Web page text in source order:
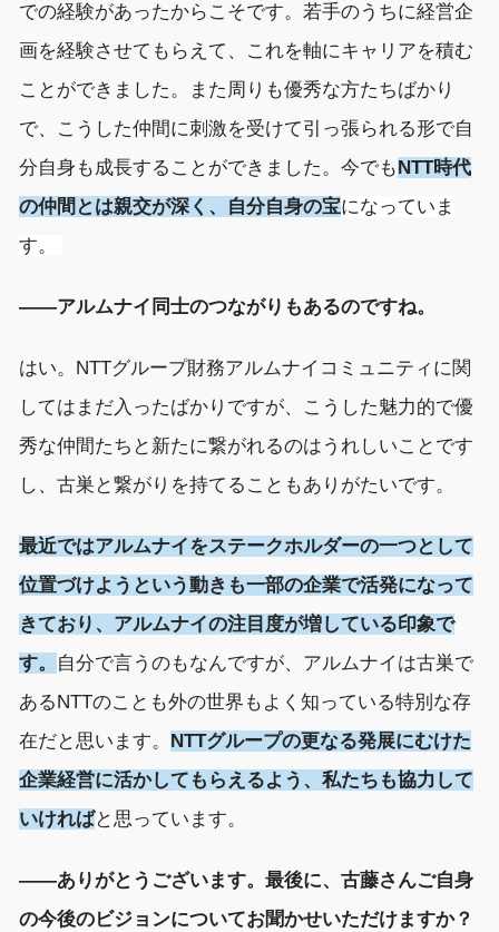
での経験があったからこそです。 若手のうちに経営企
画を経験させてもらえて、これを軸にキャリアを積む
ことができました。
また周りも優秀な方たちばかり
で、こうした仲間に刺激を受けて引っ張られる形で自
分自身も成長することができました。今でも NTT時代
の仲間とは親交が深く、 自分自身の宝になっていま
す。
――アルムナイ 同士のつながりもあるのですね。
はい。 NTTグループ財務アルムナイコミュニティ に関
してはまだ入ったばかりですが、
こうした魅力的で優
秀な仲間たち と 新たに繋がれるのは うれしいことです
し、古巣と繋がりを持て ることもありがたいです。
最近ではアルムナイをステークホルダーの一つとして
位置づけようという動きも一部の企業で活発になって
きており、 アルムナイの注目度が増している印象で
す。 自分で言うのもなんですが、 アルムナイは古巣で
あるNTTのことも外の世界も よく知っている特別な存
在だと思います。 NTTグループの更なる発展にむけた
企業経営に活かしてもらえるよう、私たちも協力して
いければと思っています。
――ありがとうございます。 最後に、 古藤さんご自身
の今後のビジョンについてお聞かせいただけますか？